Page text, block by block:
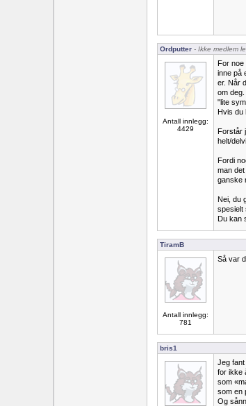
Ordputter - Ikke medlem
Antall innlegg:
4429
For noe
inne på
er. Når
om
"lite
Hvis du
Forstår
helt/
Fordi
man
ganske
Nei, du
spesielt
Du kan
TiramB
Antall innlegg:
781
Så var
bris1
Jeg
for ikke
som
som en
Og